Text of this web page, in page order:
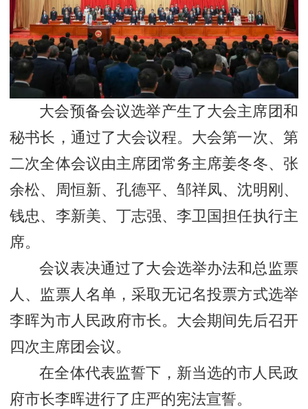
大会预备会议选举产生了大会主席团和
秘书长，通过了大会议程。大会第一次、第
二次全体会议由主席团常务主席姜冬冬、张
余松、周恒新、孔德平、邹祥凤、沈明刚、
钱忠、李新美、丁志强、李卫国担任执行主
席。
会议表决通过了大会选举办法和总监票
人、监票人名单，采取无记名投票方式选举
李晖为市人民政府市长。大会期间先后召开
四次主席团会议。
在全体代表监誓下，新当选的市人民政
府市长李晖进行了庄严的宪法宣誓。